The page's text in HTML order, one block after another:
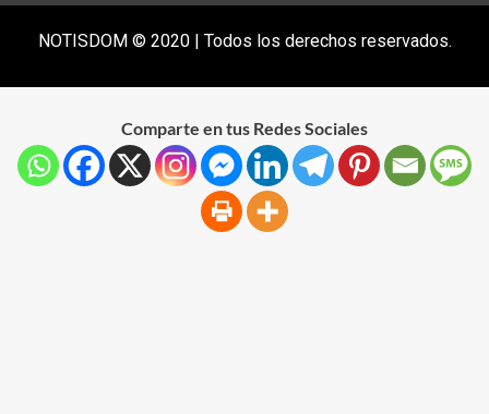
NOTISDOM © 2020 | Todos los derechos reservados.
Comparte en tus Redes Sociales